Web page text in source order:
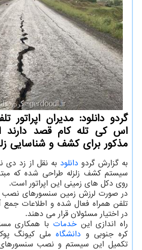
گردو دانلود: مدیران اپراتور
اس كی تله كام قصد دارند
مذكور برای كشف و شناسایی
به گزارش گردو دانلود به نقل از زد
سیستم کشف زلزله طراحی شده که
روی دکل های زمینی این اپراتور است.
در صورت لرزش زمین سنسورهای
تلفن همراه فعال شده و اطلاعات
در اختیار مسئولان قرار می دهند.
راه اندازی اینخدمات با همکاری
کره جنوبی و دانشگاهملی کیونگ
تکمیل این سیستم و نصب